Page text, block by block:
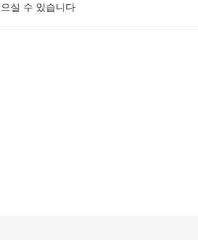
으실 수 있습니다